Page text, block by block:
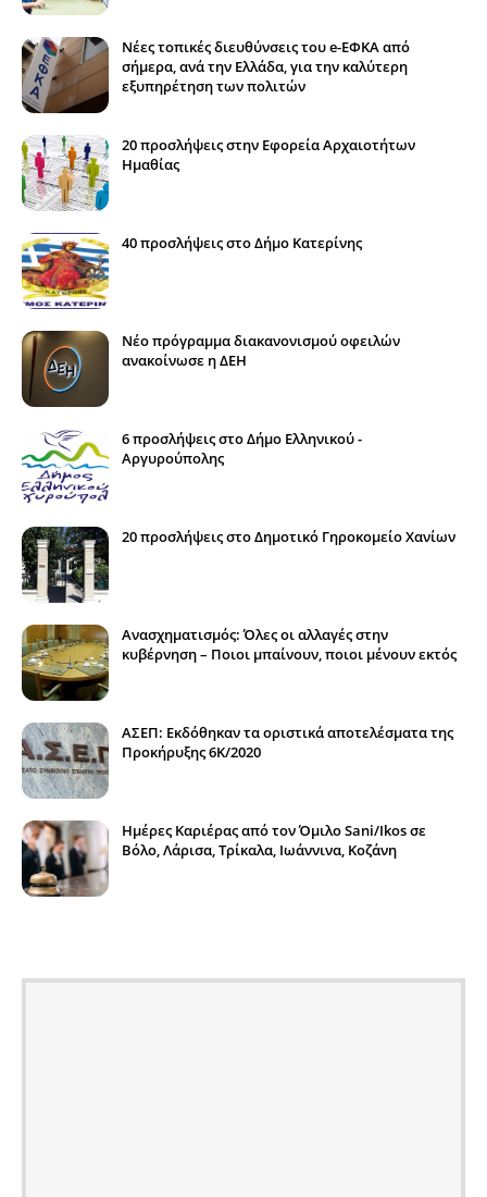
Νέες τοπικές διευθύνσεις του e-ΕΦΚΑ από
σήμερα, ανά την Ελλάδα, για την καλύτερη
εξυπηρέτηση των πολιτών
20 προσλήψεις στην Εφορεία Αρχαιοτήτων
Ημαθίας
40 προσλήψεις στο Δήμο Κατερίνης
Νέο πρόγραμμα διακανονισμού οφειλών
ανακοίνωσε η ΔΕΗ
6 προσλήψεις στο Δήμο Ελληνικού -
Αργυρούπολης
20 προσλήψεις στο Δημοτικό Γηροκομείο Χανίων
Ανασχηματισμός: Όλες οι αλλαγές στην
κυβέρνηση – Ποιοι μπαίνουν, ποιοι μένουν εκτός
ΑΣΕΠ: Εκδόθηκαν τα οριστικά αποτελέσματα της
Προκήρυξης 6Κ/2020
Ημέρες Καριέρας από τον Όμιλο Sani/Ikos σε
Βόλο, Λάρισα, Τρίκαλα, Ιωάννινα, Κοζάνη